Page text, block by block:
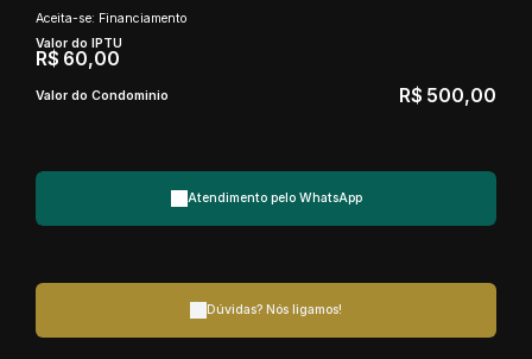
Aceita-se: Financiamento
Valor do IPTU
R$ 60,00
Valor do Condominio R$ 500,00
Atendimento pelo WhatsApp
Dúvidas? Nós ligamos!